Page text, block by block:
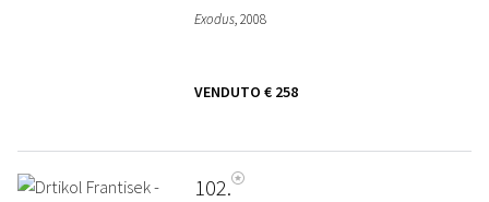
Exodus, 2008
VENDUTO € 258
102